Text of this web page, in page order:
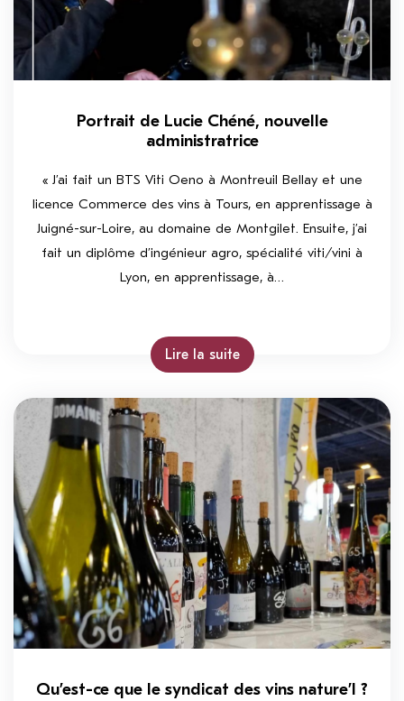
Portrait de Lucie Chéné, nouvelle
administratrice
« J’ai fait un BTS Viti Oeno à Montreuil Bellay et une
licence Commerce des vins à Tours, en apprentissage à
Juigné-sur-Loire, au domaine de Montgilet. Ensuite, j’ai
fait un diplôme d’ingénieur agro, spécialité viti/vini à
Lyon, en apprentissage, à…
Lire la suite
Qu’est-ce que le syndicat des vins nature’l ?